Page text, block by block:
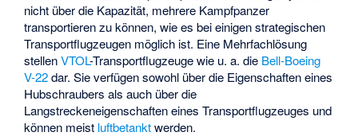
nicht über die Kapazität, mehrere Kampfpanzer
transportieren zu können, wie es bei einigen strategischen
Transportflugzeugen möglich ist. Eine Mehrfachlösung
stellenVTOL-Transportflugzeuge wie u. a. die Bell-Boeing
V-22dar. Sie verfügen sowohl über die Eigenschaften eines
Hubschraubers als auch über die
Langstreckeneigenschaften eines Transportflugzeuges und
können meist luftbetanktwerden.